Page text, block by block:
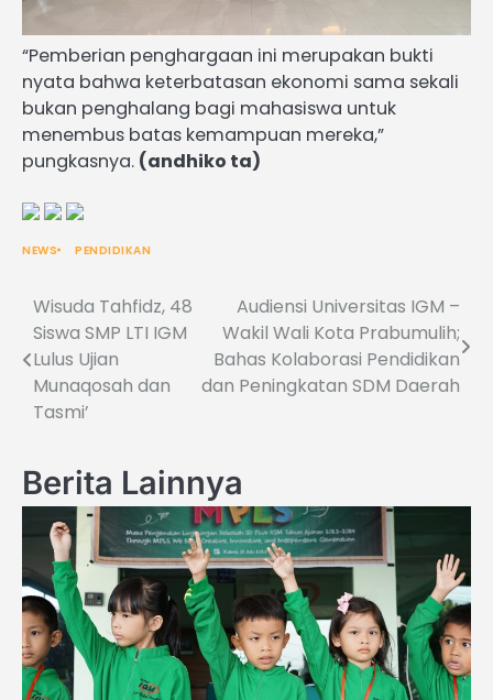
“Pemberian penghargaan ini merupakan bukti
nyata bahwa keterbatasan ekonomi sama sekali
bukan penghalang bagi mahasiswa untuk
menembus batas kemampuan mereka,”
pungkasnya. (andhiko ta)
NEWS PENDIDIKAN
Post
navigation
Wisuda Tahfidz, 48
Siswa SMP LTI IGM
Lulus Ujian
Munaqosah dan
Tasmi’
Audiensi Universitas IGM –
Wakil Wali Kota Prabumulih;
Bahas Kolaborasi Pendidikan
dan Peningkatan SDM Daerah
Berita Lainnya